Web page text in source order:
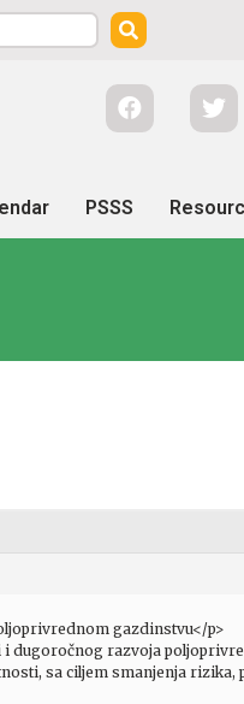
PSSS
gazdinstvu</p>
i dugoročnog razvoja
sa ciljem smanjenja rizika,